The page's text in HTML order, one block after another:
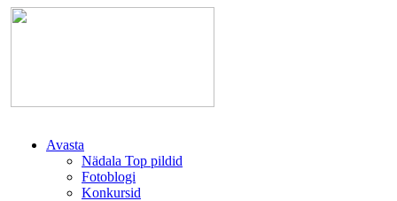
Avasta
Nädala Top pildid
Fotoblogi
Konkursid